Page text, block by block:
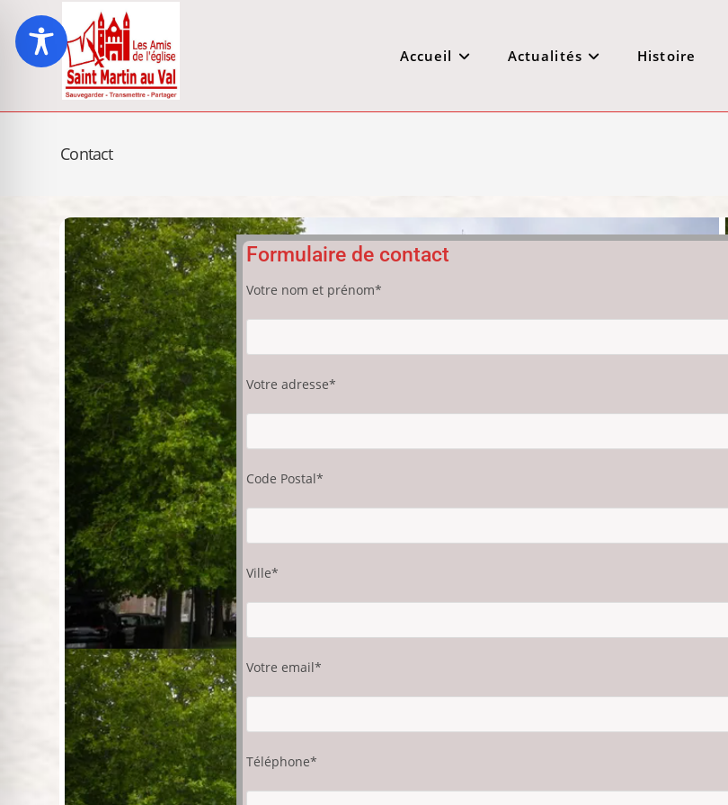
Accueil Actualités Histoire
Contact
Formulaire de contact
Votre nom et prénom*
Votre adresse*
Code Postal*
Ville*
Votre email*
Téléphone*